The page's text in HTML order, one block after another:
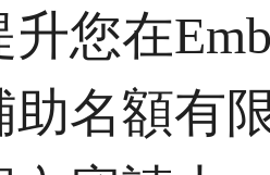
您在
助名額有